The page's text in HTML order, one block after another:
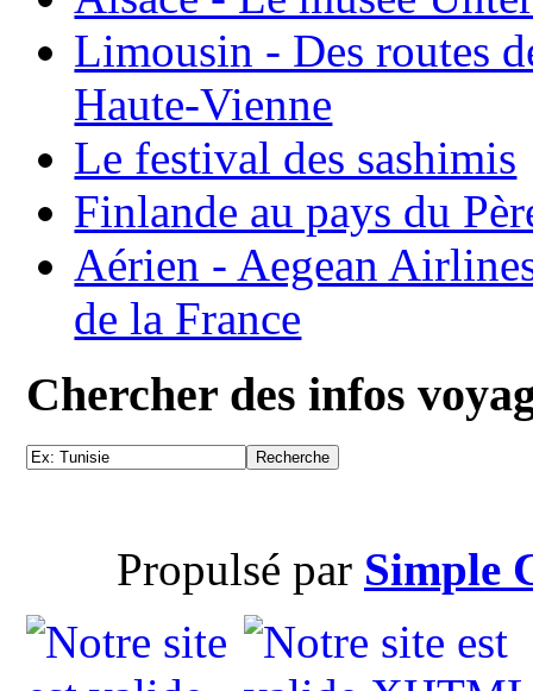
Limousin - Des routes
Haute-Vienne
Le festival des sashimis
Finlande au pays du
Aérien - Aegean
de la France
Chercher des infos
Propulsé par Simple